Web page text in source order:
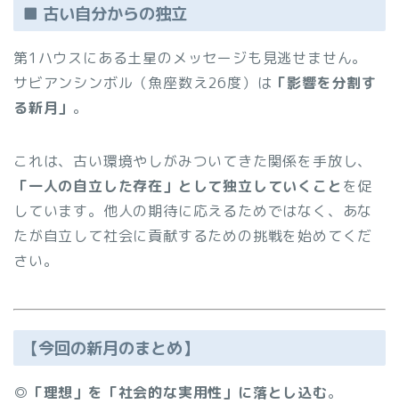
■ 古い自分からの独立
第1ハウスにある土星のメッセージも見逃せません。
サビアンシンボル（魚座数え26度）は 「影響を分割す
る新月」 。
これは、古い環境やしがみついてきた関係を手放し、
「一人の自立した存在」として独立していくこと を促
しています。他人の期待に応えるためではなく、あな
たが自立して社会に貢献するための挑戦を始めてくだ
さい。
【今回の新月のまとめ】
◎「理想」を「社会的な実用性」に落とし込む。